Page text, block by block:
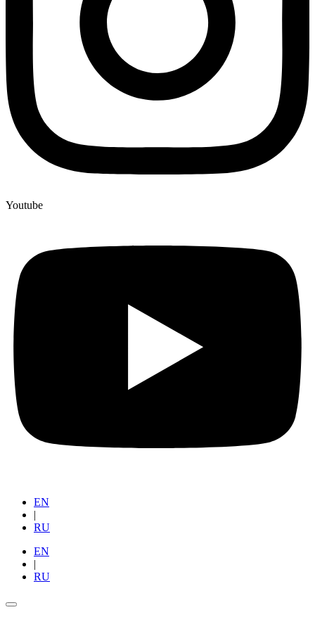
Youtube
EN
|
RU
EN
|
RU